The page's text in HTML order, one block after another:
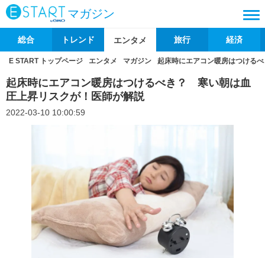
マガジン
総合 トレンド エンタメ 旅行 経済
E START トップページ エンタメ マガジン 起床時にエアコン暖房はつける
起床時にエアコン暖房はつけるべき？ 寒い朝は血
圧上昇リスクが！医師が解説
2022-03-10 10:00:59